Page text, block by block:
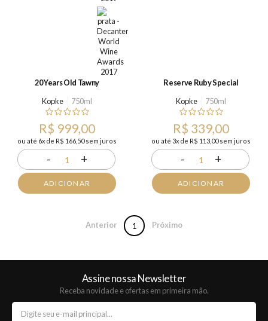
20 Years Old Tawny
Kopke
750ml
R$ 999,00
ou até 6x de R$ 166,50 sem juros
- 1 +
ADICIONAR
Reserve Ruby Special
Kopke
750ml
R$ 339,00
ou até 3x de R$ 113,00 sem juros
- 1 +
ADICIONAR
Anterior 1 Próximo
Assine nossa Newsletter
Receba novidade e ofertas em primeira mão.